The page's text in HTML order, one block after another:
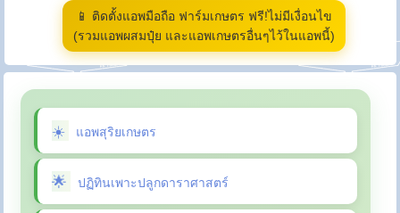
📱 ติดตั้งแอพมือถือ ฟาร์มเกษตร ฟรี!ไม่มีเงื่อนไข
(รวมแอพผสมปุ๋ย และแอพเกษตรอื่นๆไว้ในแอพนี้)
แอพสุริยเกษตร
ปฏิทินเพาะปลูกดาราศาสตร์